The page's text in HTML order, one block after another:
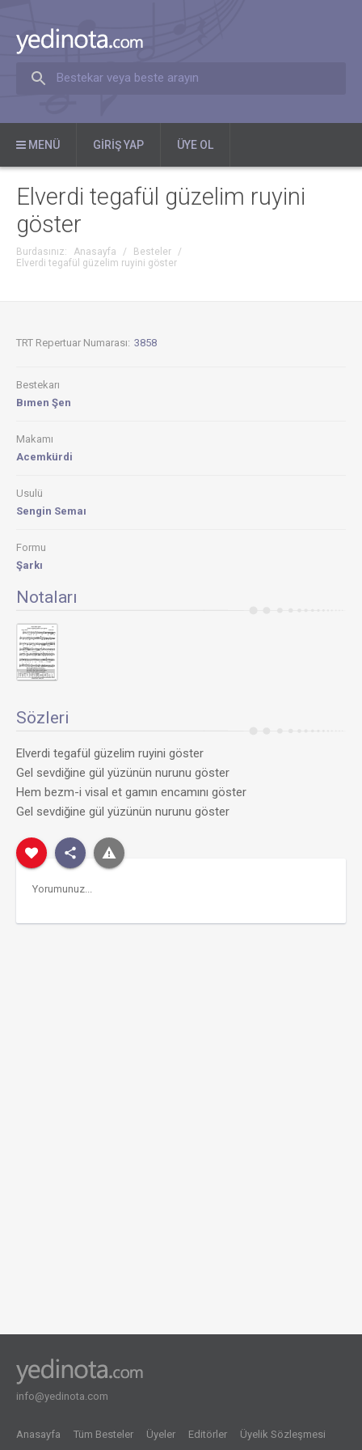
Bestekar veya beste arayın
MENÜ GIRIŞ YAP ÜYE OL
Elverdi tegafül güzelim ruyini
göster
Burdasınız: Anasayfa / Besteler
/
Elverdi tegafül güzelim ruyini göster
TRT Repertuar Numarası: 3858
Bestekarı
Bımen Şen
Makamı
Acemkürdi
Usulü
Sengin Semaı
Formu
Şarkı
Notaları
Sözleri
Elverdi tegafül güzelim ruyini göster
Gel sevdiğine gül yüzünün nurunu göster
Hem bezm-i visal et gamın encamını göster
Gel sevdiğine gül yüzünün nurunu göster
info@yedinota.com
Anasayfa Tüm Besteler Üyeler Editörler Üyelik Sözleşmesi